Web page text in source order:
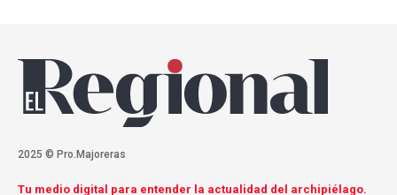
2025 © Pro.Majoreras
Tu medio digital para entender la actualidad del archipiélago.